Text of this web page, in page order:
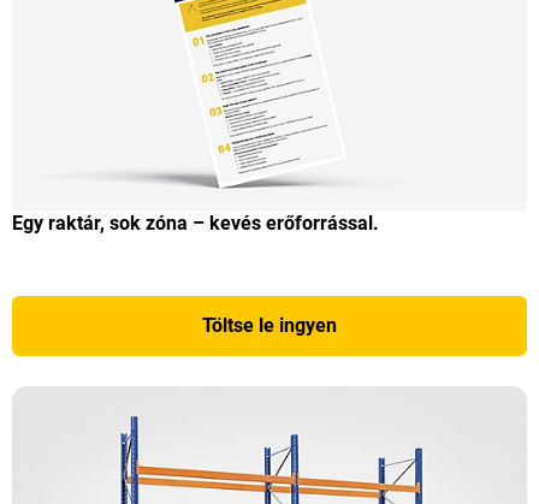
Egy raktár, sok zóna – kevés erőforrással.
Töltse le ingyen